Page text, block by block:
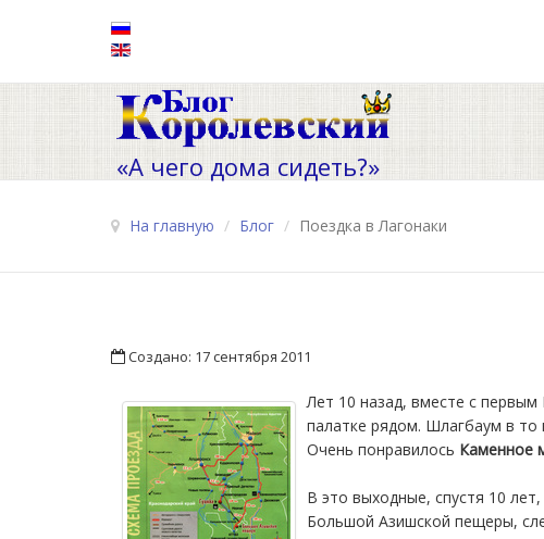
«А чего дома сидеть?»
На главную / Блог / Поездка в Лагонаки
Создано: 17 сентября 2011
Лет 10 назад, вместе с
палатке рядом. Шлагбаум в
Очень понравилось Каменное
В это выходные, спустя 10
Большой Азишской пещеры,